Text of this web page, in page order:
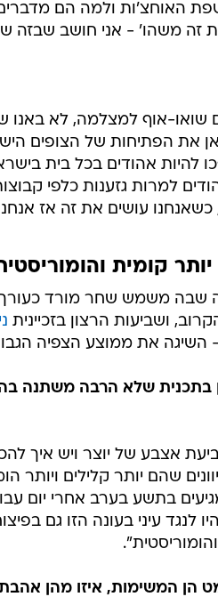
האוחצ'ות ולמה הם
זה משהו' - אני חושב
שואו-אוף למצלמה, לא באנו
את הפתיחות של הצופים
להיות אהודים בכל בית
למרות גזענות כלפי
כשאנחנו עושים את זה אז
קומית
שבה משמש שחר מורד
ושביעות הרצון בזכיינית
את ממוצע הצפיה
בתכנית שלא הרבה משתנה
שהם יותר קלילים ויותר
בתשע בערב אחרי יום
לנגד עיני בעונה הזו גם
הן המשימות, איזו מהן